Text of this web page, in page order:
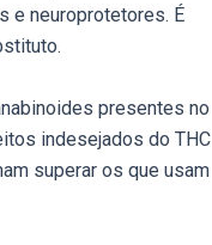
e neuroprotetores. É
presentes no
indesejados do THC
superar os que usam